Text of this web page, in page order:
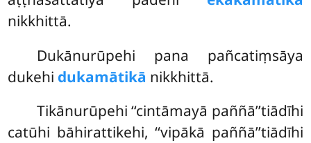
nikkhittā.
Dukānurūpehi pana pañcatiṃsāya
dukehi dukamātikā nikkhittā.
Tikānurūpehi ‘‘cintāmayā paññā’’tiādīhi
catūhi bāhirattikehi, ‘‘vipākā paññā’’tiādīhi